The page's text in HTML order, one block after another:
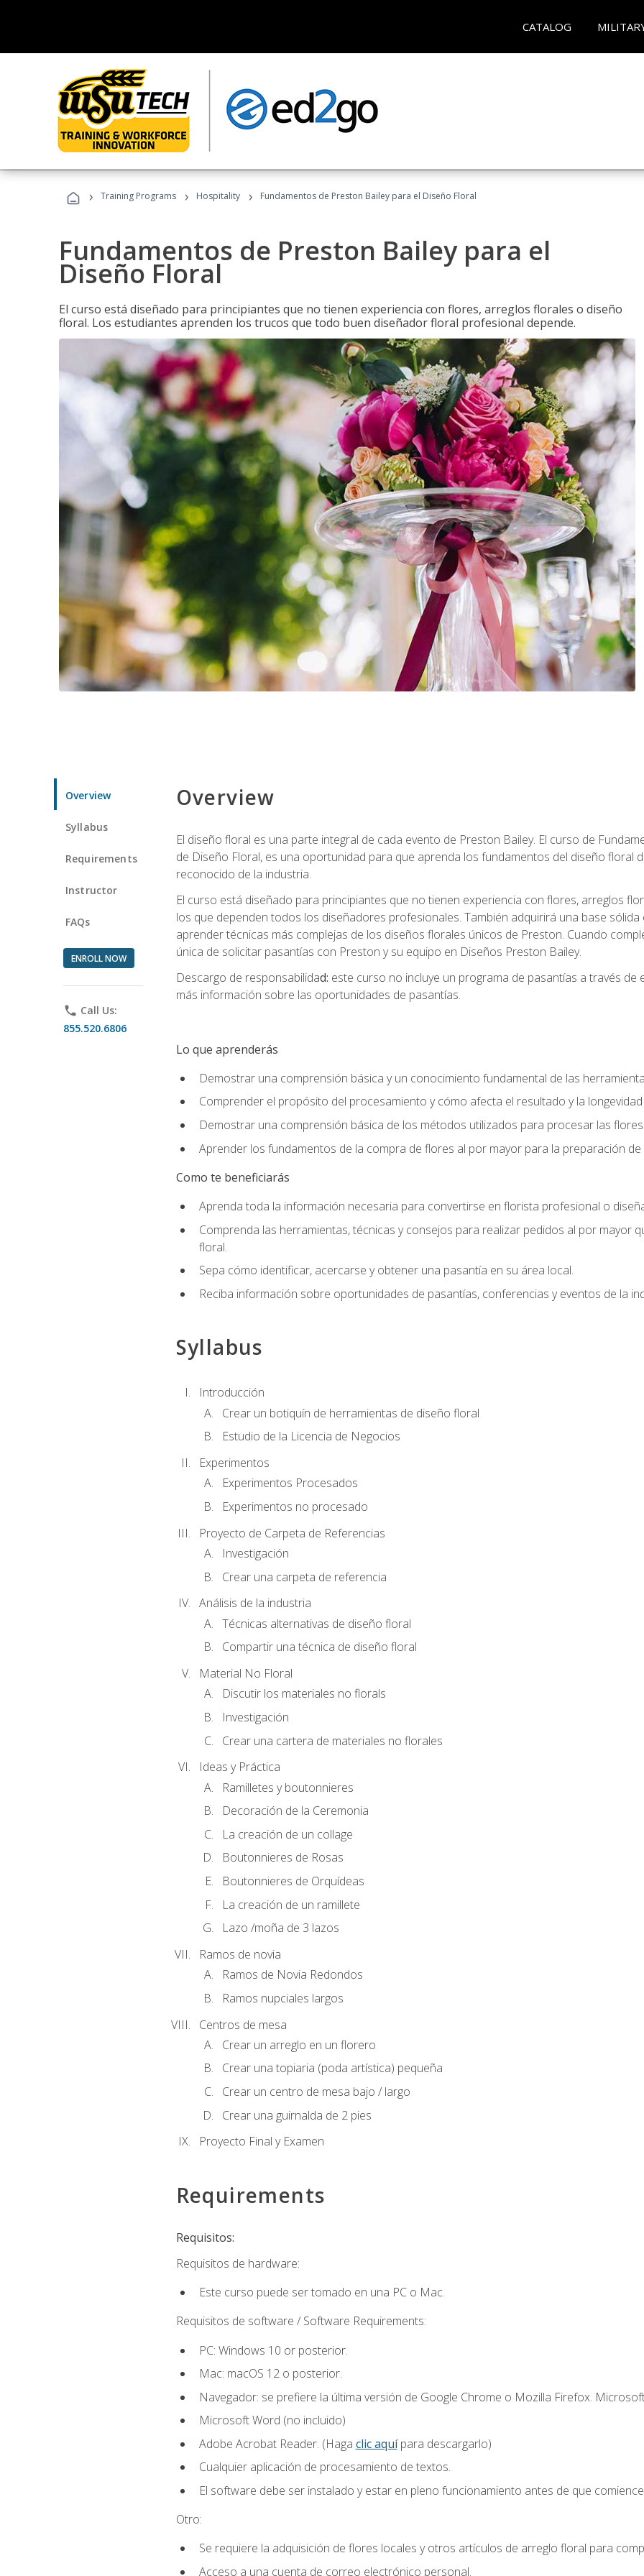
CATALOG
› Training Programs › Hospitality › Fundamentos de Preston Bailey para el Diseño Floral
Fundamentos de Preston Bailey para el
Diseño Floral
El curso está diseñado para principiantes que no tienen experiencia con flores, arreglos florales o diseño
floral. Los estudiantes aprenden los trucos que todo buen diseñador floral profesional depende.
Overview
Syllabus
Requirements
Instructor
FAQs
ENROLL NOW
phone Call Us:
855.520.6806
Overview
El diseño floral es una parte integral de cada evento de Preston Bailey. El curso de
de Diseño Floral, es una oportunidad para que aprenda los fundamentos del diseño floral
reconocido de la industria.
El curso está diseñado para principiantes que no tienen experiencia con flores, arreglos
los que dependen todos los diseñadores profesionales. También adquirirá una base
aprender técnicas más complejas de los diseños florales únicos de Preston. Cuando
única de solicitar pasantías con Preston y su equipo en Diseños Preston Bailey.
Descargo de responsabilidad: este curso no incluye un programa de pasantías a través
más información sobre las oportunidades de pasantías.
Lo que aprenderás
Demostrar una comprensión básica y un conocimiento fundamental de las
Comprender el propósito del procesamiento y cómo afecta el resultado y la
Demostrar una comprensión básica de los métodos utilizados para procesar las
Aprender los fundamentos de la compra de flores al por mayor para la preparación
Como te beneficiarás
Aprenda toda la información necesaria para convertirse en florista profesional o
Comprenda las herramientas, técnicas y consejos para realizar pedidos al por mayor
floral.
Sepa cómo identificar, acercarse y obtener una pasantía en su área local.
Reciba información sobre oportunidades de pasantías, conferencias y eventos de la
Syllabus
Introducción
Crear un botiquín de herramientas de diseño floral
Estudio de la Licencia de Negocios
Experimentos
Experimentos Procesados
Experimentos no procesado
Proyecto de Carpeta de Referencias
Investigación
Crear una carpeta de referencia
Análisis de la industria
Técnicas alternativas de diseño floral
Compartir una técnica de diseño floral
Material No Floral
Discutir los materiales no florals
Investigación
Crear una cartera de materiales no florales
Ideas y Práctica
Ramilletes y boutonnieres
Decoración de la Ceremonia
La creación de un collage
Boutonnieres de Rosas
Boutonnieres de Orquídeas
La creación de un ramillete
Lazo /moña de 3 lazos
Ramos de novia
Ramos de Novia Redondos
Ramos nupciales largos
Centros de mesa
Crear un arreglo en un florero
Crear una topiaria (poda artística) pequeña
Crear un centro de mesa bajo / largo
Crear una guirnalda de 2 pies
Proyecto Final y Examen
Requirements
Requisitos:
Requisitos de hardware:
Este curso puede ser tomado en una PC o Mac.
Requisitos de software / Software Requirements:
PC: Windows 10 or posterior.
Mac: macOS 12 o posterior.
Navegador: se prefiere la última versión de Google Chrome o Mozilla Firefox.
Microsoft Word (no incluido)
Adobe Acrobat Reader. (Haga clic aquípara descargarlo)
Cualquier aplicación de procesamiento de textos.
El software debe ser instalado y estar en pleno funcionamiento antes de que
Otro:
Se requiere la adquisición de flores locales y otros artículos de arreglo floral para
Acceso a una cuenta de correo electrónico personal.